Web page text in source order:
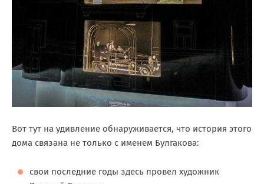
Вот тут на удивление обнаруживается, что история этого
дома связана не только с именем Булгакова:
свои последние годы здесь провел художник